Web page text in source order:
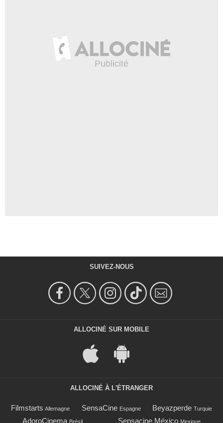
SUIVEZ-NOUS
ALLOCINÉ SUR MOBILE
ALLOCINÉ À L'ÉTRANGER
Filmstarts Allemagne SensaCine Espagne Beyazperde Turquie
AdoroCinema Brésil Sensacine México Mexique